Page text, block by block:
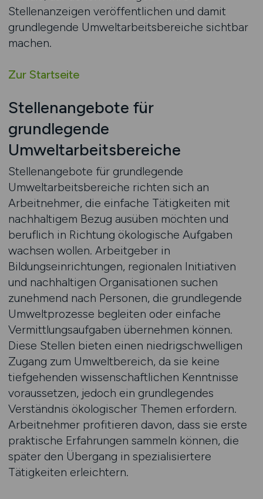
Stellenanzeigen veröffentlichen und damit
grundlegende Umweltarbeitsbereiche sichtbar
machen.
Zur Startseite
Stellenangebote für
grundlegende
Umweltarbeitsbereiche
Stellenangebote für grundlegende
Umweltarbeitsbereiche richten sich an
Arbeitnehmer, die einfache Tätigkeiten mit
nachhaltigem Bezug ausüben möchten und
beruflich in Richtung ökologische Aufgaben
wachsen wollen. Arbeitgeber in
Bildungseinrichtungen, regionalen Initiativen
und nachhaltigen Organisationen suchen
zunehmend nach Personen, die grundlegende
Umweltprozesse begleiten oder einfache
Vermittlungsaufgaben übernehmen können.
Diese Stellen bieten einen niedrigschwelligen
Zugang zum Umweltbereich, da sie keine
tiefgehenden wissenschaftlichen Kenntnisse
voraussetzen, jedoch ein grundlegendes
Verständnis ökologischer Themen erfordern.
Arbeitnehmer profitieren davon, dass sie erste
praktische Erfahrungen sammeln können, die
später den Übergang in spezialisiertere
Tätigkeiten erleichtern.